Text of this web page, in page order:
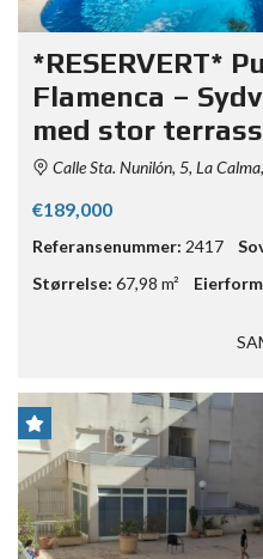
*RESERVERT*
Flamenca –
med stor
Calle Sta. Nunilón, 5, La
€189,000
Referansenummer: 2417
Størrelse: 67,98 m²